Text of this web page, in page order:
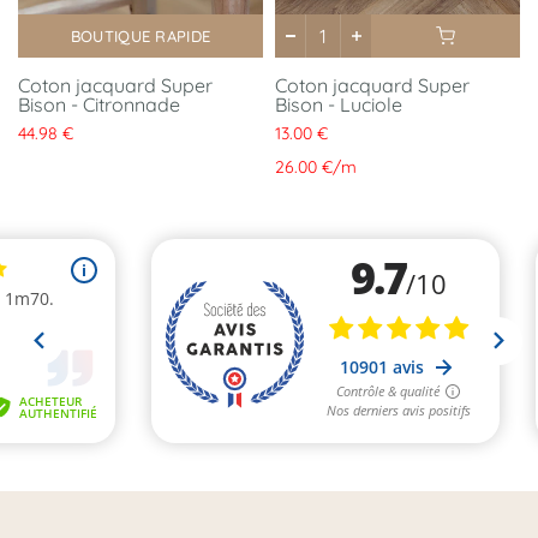
Publié le 24/05/2020 à 21:47. (Date de commande : 16/05/2020)
Xxxxx
Acheteur vérifié .
est très facile à coudre. J adore ce modèle.
Publié le 01/05/2020 à 00:44.
Très joli rendu. Patron très bien expliqué. Fait en 6 ans, un peu juste
à la taille
Acheteur vérifié .
Publié le 02/08/2019 à 17:03. (Date de commande : 25/07/2019)
patron simples et clairs
BOUTIQUE RAPIDE
Coton jacquard Super
Bison - Citronnade
44.98 €
Coton jacquard Super
Bison - Luciole
13.00 €
26.00 €/m